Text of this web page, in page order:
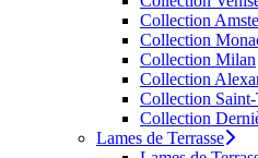
Collection
Collection
Collection Milan
Collection
Collection
Collection
Lames de Terrasse